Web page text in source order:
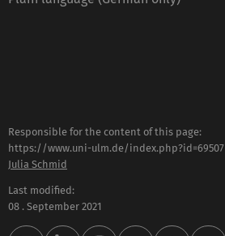
Responsible for the content of this page:
https://www.uni-ulm.de/index.php?id=69507
Julia Schmid
Last modified:
08 . September 2021